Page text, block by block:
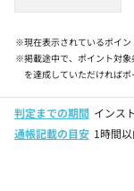
※現在表示されているポイン
※掲載途中で、ポイント対
を達成していただければ
判定までの期間 インス
通帳記載の目安 1時間